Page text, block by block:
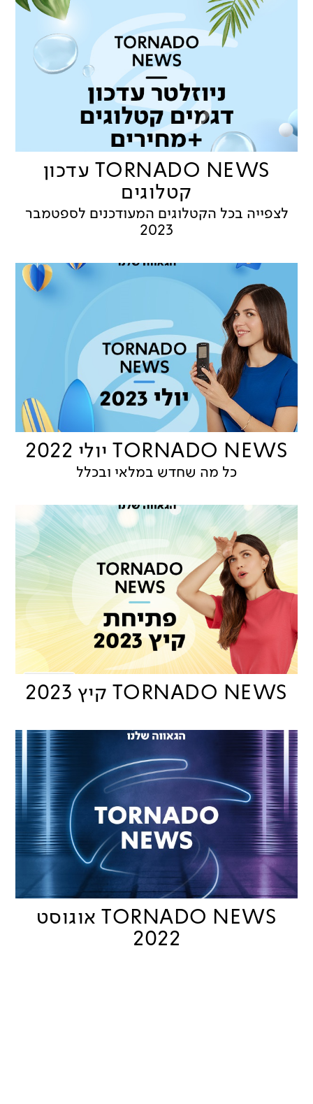
TORNADO NEWS עדכון
קטלוגים
לצפייה בכל הקטלוגים המעודכנים לספטמבר
2023
TORNADO NEWS יולי 2022
כל מה שחדש במלאי ובכלל
TORNADO NEWS קיץ 2023
TORNADO NEWS אוגוסט
2022